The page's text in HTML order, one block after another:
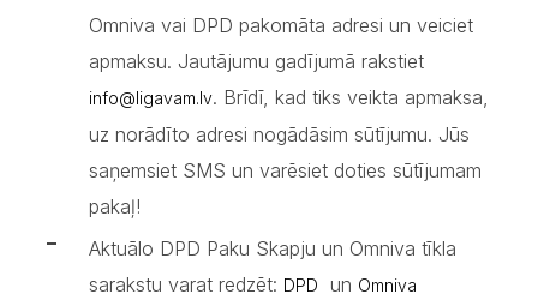
Omniva vai DPD pakomāta adresi un veiciet
apmaksu. Jautājumu gadījumā rakstiet
info@ligavam.lv. Brīdī, kad tiks veikta apmaksa,
uz norādīto adresi nogādāsim sūtījumu. Jūs
saņemsiet SMS un varēsiet doties sūtījumam
pakaļ!
Aktuālo DPD Paku Skapju un Omniva tīkla
sarakstu varat redzēt: DPD un Omniva